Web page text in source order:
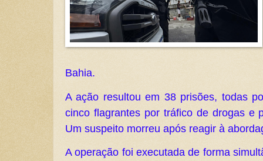
Bahia.
A ação resultou em 38 prisões, todas
cinco flagrantes por tráfico de drogas e
Um suspeito morreu após reagir à
A operação foi executada de forma